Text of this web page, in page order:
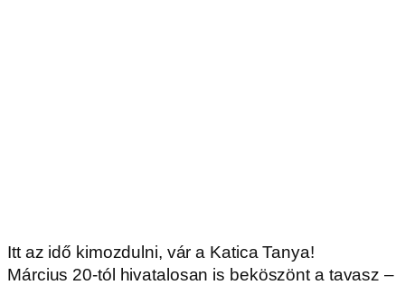
Itt az idő kimozdulni, vár a Katica Tanya!
Március 20-tól hivatalosan is beköszönt a tavasz –